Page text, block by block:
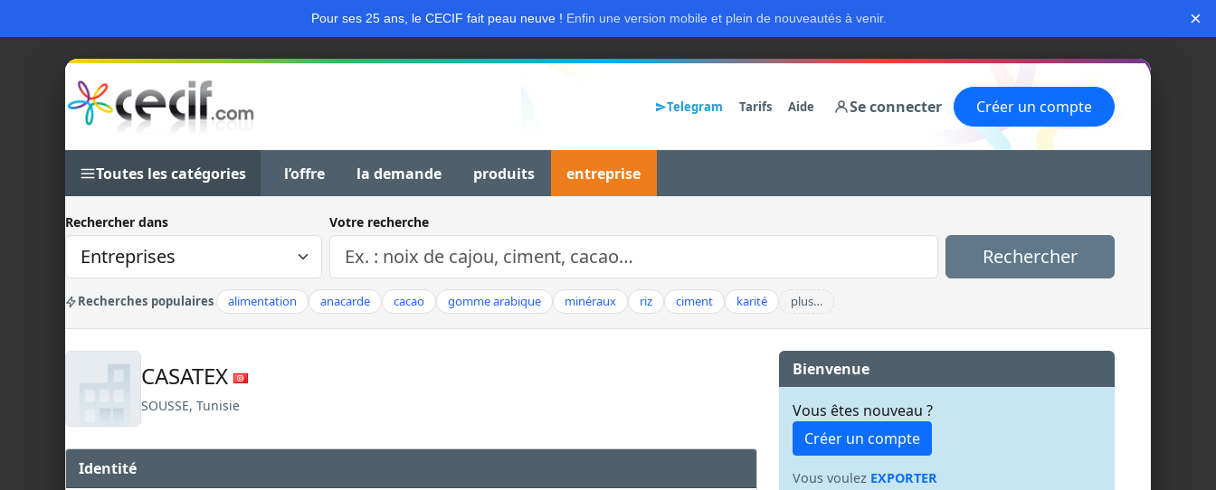
Pour ses 25 ans, le CECIF fait peau neuve ! Enfin une version mobile et plein de nouveautés à venir. ×
Telegram Tarifs Aide Se connecter Créer un compte
Toutes les catégories l’offre la demande produits entreprise
Rechercher dans Votre recherche
Rechercher
Recherches populaires alimentation anacarde cacao gomme arabique minéraux riz ciment karité plus…
CASATEX
SOUSSE, Tunisie
Identité
Bienvenue
Vous êtes nouveau ?
Créer un compte
Vous voulez EXPORTER